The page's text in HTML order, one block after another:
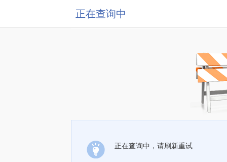
正在查询中
正在查询中，请刷新重试